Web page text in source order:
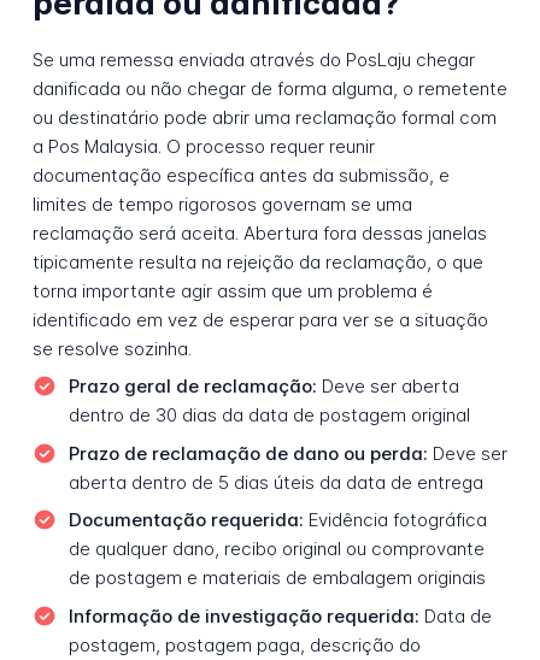
Se uma remessa enviada através do PosLaju chegar
danificada ou não chegar de forma alguma, o remetente
ou destinatário pode abrir uma reclamação formal com
a Pos Malaysia. O processo requer reunir
documentação específica antes da submissão, e
limites de tempo rigorosos governam se uma
reclamação será aceita. Abertura fora dessas janelas
tipicamente resulta na rejeição da reclamação, o que
torna importante agir assim que um problema é
identificado em vez de esperar para ver se a situação
se resolve sozinha.
Prazo geral de reclamação: Deve ser aberta
dentro de 30 dias da data de postagem original
Prazo de reclamação de dano ou perda: Deve ser
aberta dentro de 5 dias úteis da data de entrega
Documentação requerida: Evidência fotográfica
de qualquer dano, recibo original ou comprovante
de postagem e materiais de embalagem originais
Informação de investigação requerida: Data de
postagem, postagem paga, descrição do